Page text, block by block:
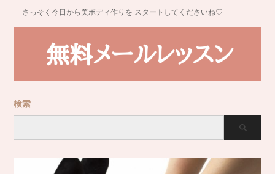
さっそく今日から美ボディ作りを スタートしてくださいね♡
検索